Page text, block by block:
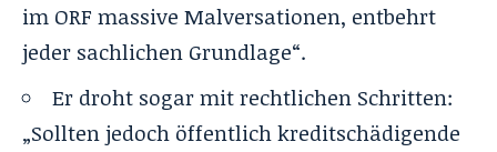
im ORF massive Malversationen, entbehrt
jeder sachlichen Grundlage“.
Er droht sogar mit rechtlichen Schritten:
„Sollten jedoch öffentlich kreditschädigende